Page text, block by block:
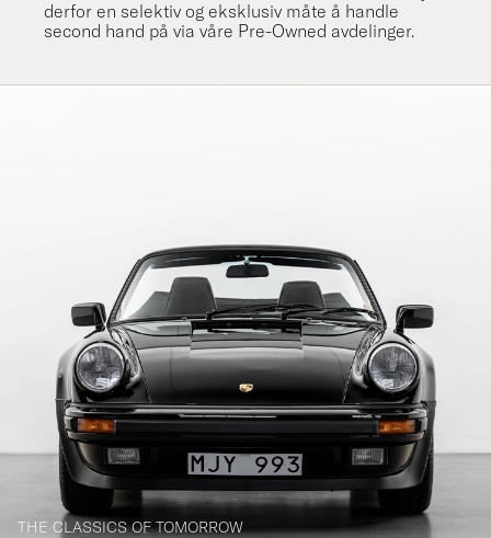
derfor en selektiv og eksklusiv måte å handle
second hand på via våre Pre-Owned avdelinger.
THE CLASSICS OF TOMORROW